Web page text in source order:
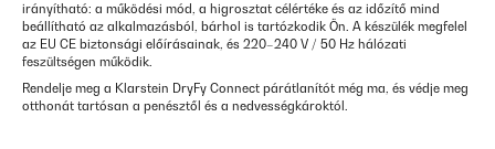
irányítható: a működési mód, a higrosztat célértéke és az időzítő mind
beállítható az alkalmazásból, bárhol is tartózkodik Ön. A készülék megfelel
az EU CE biztonsági előírásainak, és 220–240 V / 50 Hz hálózati
feszültségen működik.
Rendelje meg a Klarstein DryFy Connect párátlanítót még ma, és védje meg
otthonát tartósan a penésztől és a nedvességkároktól.